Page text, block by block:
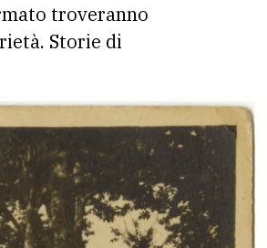
troveranno
Storie di